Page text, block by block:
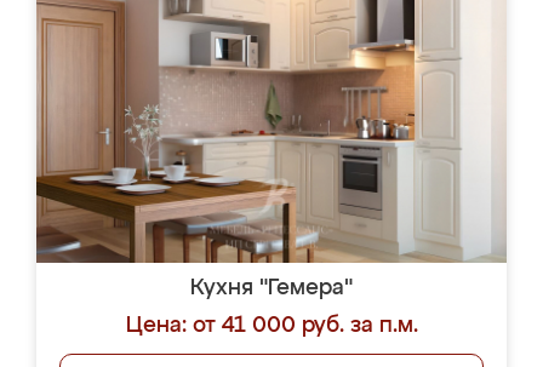
Кухня "Гемера"
Цена: от 41 000 руб. за п.м.